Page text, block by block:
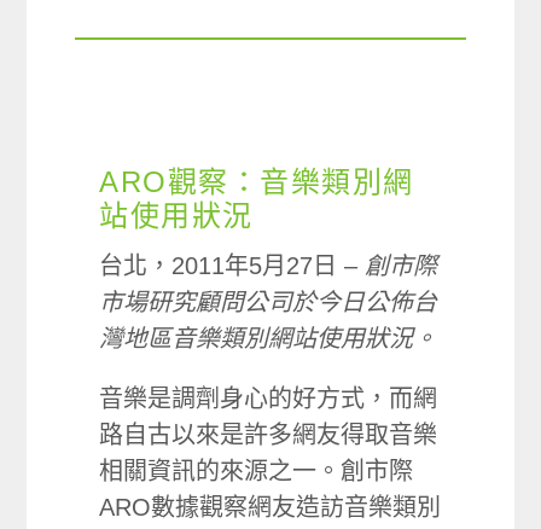
ARO觀察：音樂類別網
站使用狀況
台北，2011年5月27日 – 創市際
市場研究顧問公司於今日公佈台
灣地區音樂類別網站使用狀況。
音樂是調劑身心的好方式，而網
路自古以來是許多網友得取音樂
相關資訊的來源之一。創市際
ARO數據觀察網友造訪音樂類別